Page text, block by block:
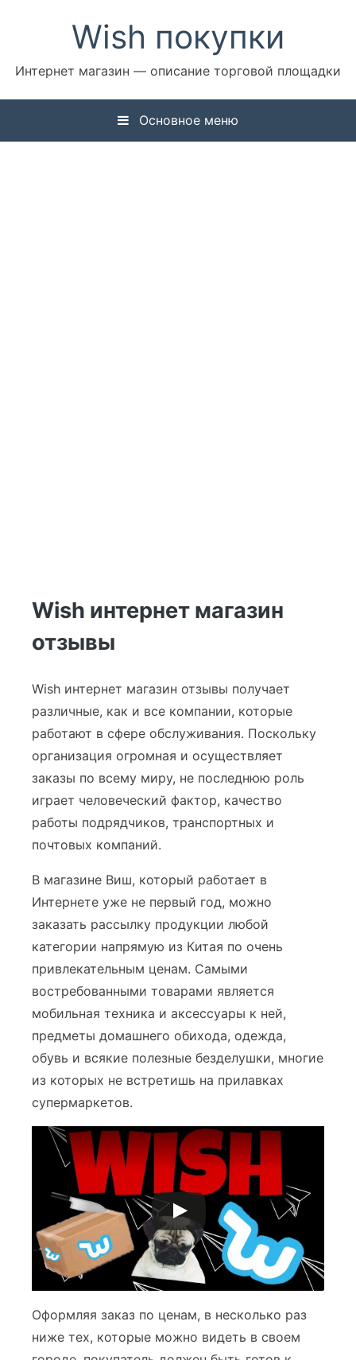
содержимомуWish покупки
Интернет магазин — описание торговой площадки
Основное меню
Wish интернет магазин
отзывы
Wish интернет магазин отзывы получает
различные, как и все компании, которые
работают в сфере обслуживания. Поскольку
организация огромная и осуществляет
заказы по всему миру, не последнюю роль
играет человеческий фактор, качество
работы подрядчиков, транспортных и
почтовых компаний.
В магазине Виш, который работает в
Интернете уже не первый год, можно
заказать рассылку продукции любой
категории напрямую из Китая по очень
привлекательным ценам. Самыми
востребованными товарами является
мобильная техника и аксессуары к ней,
предметы домашнего обихода, одежда,
обувь и всякие полезные безделушки, многие
из которых не встретишь на прилавках
супермаркетов.
Оформляя заказ по ценам, в несколько раз
ниже тех, которые можно видеть в своем